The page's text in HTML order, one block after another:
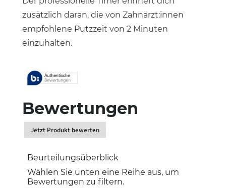
zusätzlich daran, die von Zahnärzt:innen
empfohlene Putzzeit von 2 Minuten
einzuhalten.
Bewertungen
Jetzt Produkt bewerten.
Dadurch
Sie
zur
Login-
Beurteilungsüberblick
Wählen Sie unten eine Reihe aus, um
Bewertungen zu filtern.